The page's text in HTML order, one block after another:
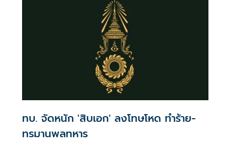
ทบ. จัดหนัก 'สิบเอก' ลงโทษโหด ทำร้าย-
ทรมานพลทหาร